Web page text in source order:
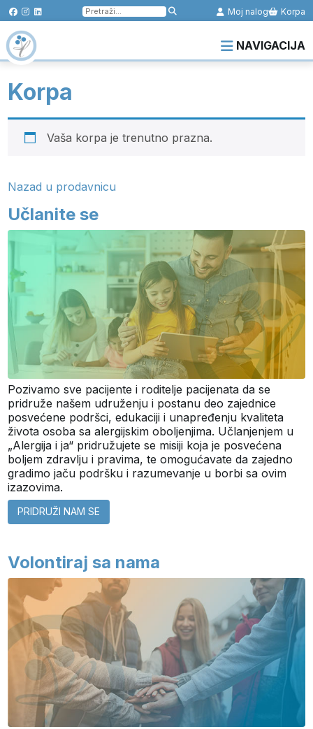
Pretraga
za:
Moj nalog Korpa
NAVIGACIJA
Korpa
Vaša korpa je trenutno prazna.
Nazad u prodavnicu
Učlanite se
Pozivamo sve pacijente i roditelje pacijenata da se
pridruže našem udruženju i postanu deo zajednice
posvećene podršci, edukaciji i unapređenju kvaliteta
života osoba sa alergijskim oboljenjima. Učlanjenjem u
„Alergija i ja“ pridružujete se misiji koja je posvećena
boljem zdravlju i pravima, te omogućavate da zajedno
gradimo jaču podršku i razumevanje u borbi sa ovim
izazovima.
PRIDRUŽI NAM SE
Volontiraj sa nama